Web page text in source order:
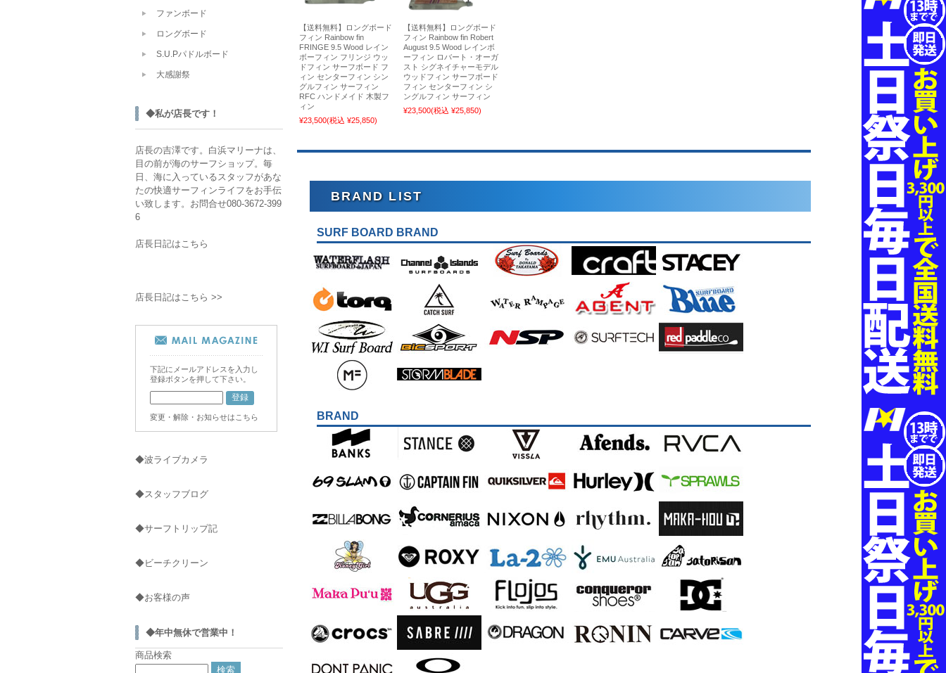
【送料無料】ロングボード
フィン Rainbow fin
FRINGE 9.5 Wood レイン
ボーフィン フリンジ ウッ
ドフィン サーフボード フ
ィン センターフィン シン
グルフィン サーフィン
RFC ハンドメイド 木製フ
ィン
¥23,500(税込 ¥25,850)
【送料無料】ロングボード
フィン Rainbow fin Robert
August 9.5 Wood レインボ
ーフィン ロバート・オーガ
スト シグネイチャーモデル
ウッドフィン サーフボード
フィン センターフィン シ
ングルフィン サーフィン
¥23,500(税込 ¥25,850)
BRAND LIST
SURF BOARD BRAND
BRAND
ファンボード
ロングボード
S.U.Pパドルボード
大感謝祭
◆私が店長です！
店長の吉澤です。白浜マリーナは、
目の前が海のサーフショップ。毎
日、海に入っているスタッフがあな
たの快適サーフィンライフをお手伝
い致します。お問合せ080-3672-399
6
店長日記はこちら
店長日記はこちら >>
下記にメールアドレスを入力し
登録ボタンを押して下さい。
変更・解除・お知らせはこちら
◆波ライブカメラ
◆スタッフブログ
◆サーフトリップ記
◆ビーチクリーン
◆お客様の声
◆年中無休で営業中！
商品検索